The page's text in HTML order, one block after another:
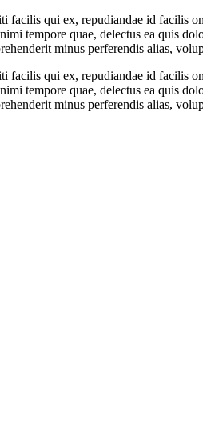
qui ex, repudiandae id facilis
tempore quae, delectus ea quis
minus perferendis alias,
qui ex, repudiandae id facilis
tempore quae, delectus ea quis
minus perferendis alias,